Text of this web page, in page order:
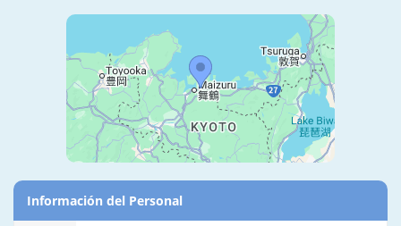
Información del Personal